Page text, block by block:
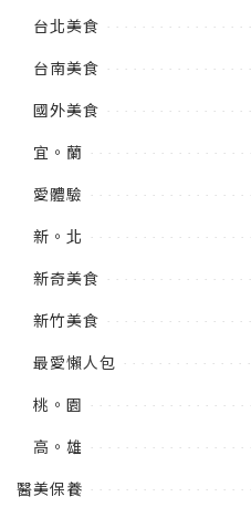
台北美食
台南美食
國外美食
宜。蘭
愛體驗
新。北
新奇美食
新竹美食
最愛懶人包
桃。園
高。雄
醫美保養